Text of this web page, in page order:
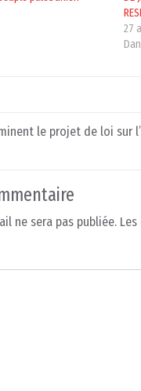
27
le projet de loi sur
ne sera pas publiée.